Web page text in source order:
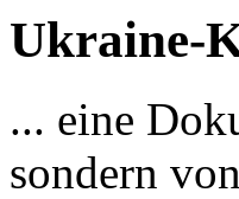
Ukraine-
... eine
sondern